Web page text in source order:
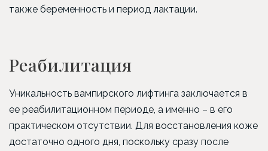
также беременность и период лактации.
Реабилитация
Уникальность вампирского лифтинга заключается в
ее реабилитационном периоде, а именно – в его
практическом отсутствии. Для восстановления коже
достаточно одного дня, поскольку сразу после